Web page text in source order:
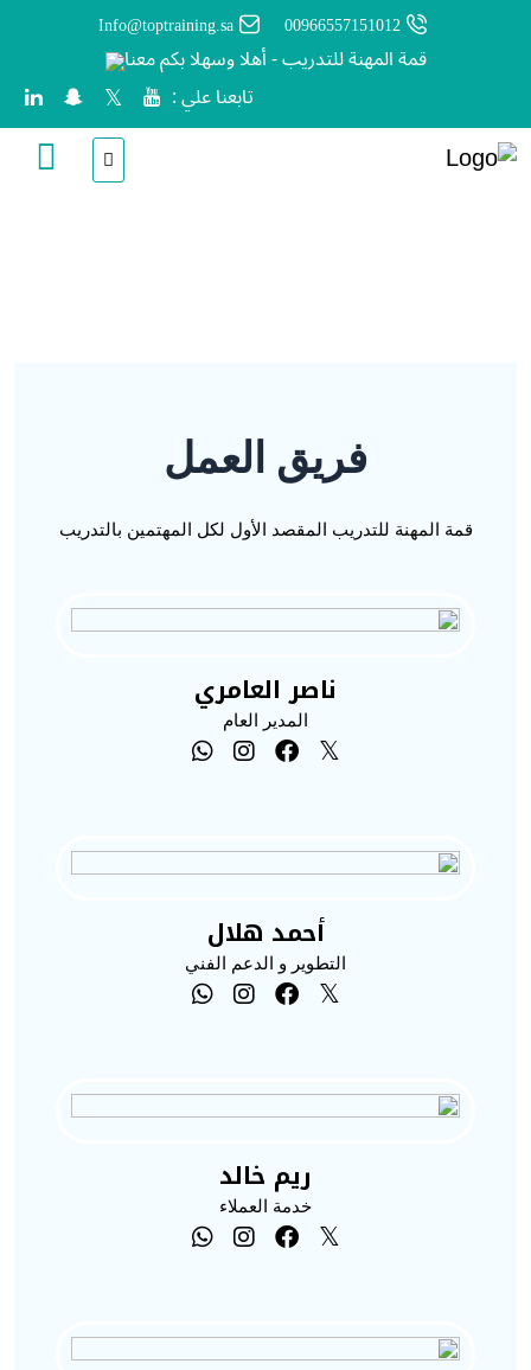
00966557151012
Info@toptraining.sa
قمة المهنة للتدريب - أهلا وسهلا بكم معنا
تابعنا علي :
فريق العمل
قمة المهنة للتدريب المقصد الأول لكل المهتمين بالتدريب
ناصر العامري
المدير العام
أحمد هلال
التطوير و الدعم الفني
ريم خالد
خدمة العملاء